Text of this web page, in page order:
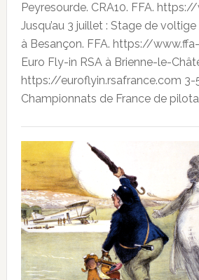
Peyresourde. CRA10. FFA.
Jusqu’au 3 juillet : Stage de
à Besançon. FFA. https://
Euro Fly-in RSA à Brienne-le-
https://euroflyin.rsafrance.com 3-
Championnats de France de